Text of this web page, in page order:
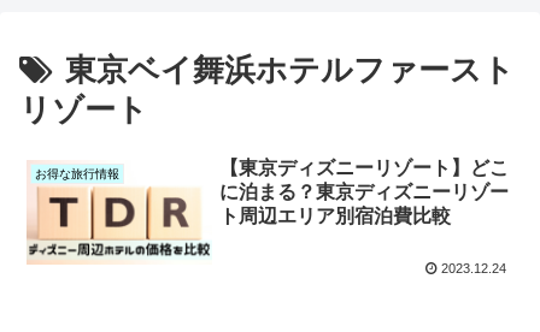
東京ベイ舞浜ホテルファースト
リゾート
お得な旅行情報
【東京ディズニーリゾート】どこ
に泊まる？東京ディズニーリゾー
ト周辺エリア別宿泊費比較
2023.12.24